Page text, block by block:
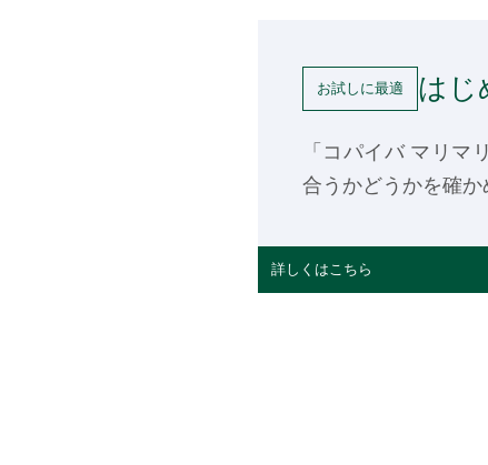
お試しに最適 はじ
「コパイバ マリマ
合うかどうかを確か
詳しくはこちら